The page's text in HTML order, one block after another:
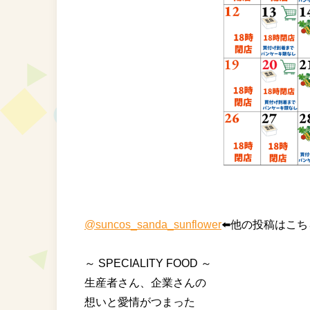
@suncos_sanda_sunflower⬅️他の投稿はこち
～ SPECIALITY FOOD ～
⁡生産者さん、企業さんの⁡
⁡想いと⁡愛情がつまった⁡